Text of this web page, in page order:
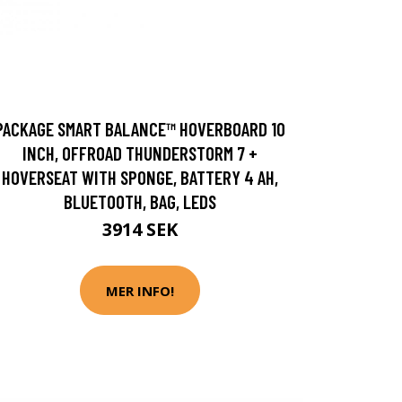
SMART BALANCE™ HOVERBOARD 10
INCH, OFFROAD THUNDERSTORM 7 +
HOVERSEAT WITH SPONGE, BATTERY 4 AH,
BLUETOOTH, BAG, LEDS
3914 SEK
MER INFO!